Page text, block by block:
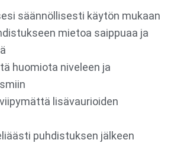
säännöllisesti käytön mukaan
mietoa saippuaa ja
huomiota niveleen ja
lisävaurioiden
puhdistuksen jälkeen